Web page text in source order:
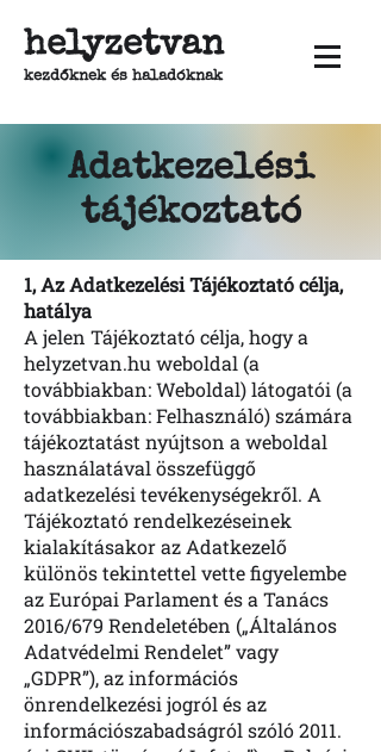
helyzetvan
kezdőknek és haladóknak
Adatkezelési
tájékoztató
1, Az Adatkezelési Tájékoztató célja,
hatálya
A jelen Tájékoztató célja, hogy a
helyzetvan.hu weboldal (a
továbbiakban: Weboldal) látogatói (a
továbbiakban: Felhasználó) számára
tájékoztatást nyújtson a weboldal
használatával összefüggő
adatkezelési tevékenységekről. A
Tájékoztató rendelkezéseinek
kialakításakor az Adatkezelő
különös tekintettel vette figyelembe
az Európai Parlament és a Tanács
2016/679 Rendeletében („Általános
Adatvédelmi Rendelet” vagy
„GDPR”), az információs
önrendelkezési jogról és az
információszabadságról szóló 2011.